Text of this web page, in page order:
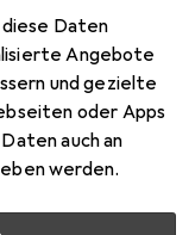
diese Daten
Angebote
und gezielte
oder Apps
auch an
werden.